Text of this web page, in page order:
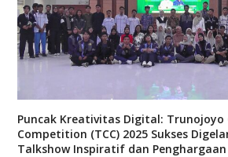
Puncak Kreativitas Digital: Trunojoyo
Competition (TCC) 2025 Sukses
Talkshow Inspiratif dan